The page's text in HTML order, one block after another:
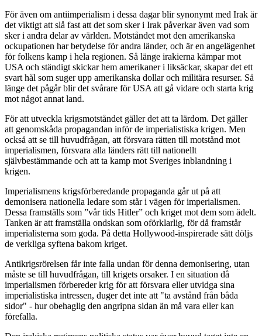
För även om antiimperialism i dessa dagar blir synonymt med Irak är
det viktigt att slå fast att det som sker i Irak påverkar även vad som
sker i andra delar av världen. Motståndet mot den amerikanska
ockupationen har betydelse för andra länder, och är en angelägenhet
för folkens kamp i hela regionen. Så länge irakierna kämpar mot
USA och ständigt skickar hem amerikaner i liksäckar, skapar det ett
svart hål som suger upp amerikanska dollar och militära resurser. Så
länge det pågår blir det svårare för USA att gå vidare och starta krig
mot något annat land.
För att utveckla krigsmotståndet gäller det att ta lärdom. Det gäller
att genomskåda propagandan inför de imperialistiska krigen. Men
också att se till huvudfrågan, att försvara rätten till motstånd mot
imperialismen, försvara alla länders rätt till nationellt
självbestämmande och att ta kamp mot Sveriges inblandning i
krigen.
Imperialismens krigsförberedande propaganda går ut på att
demonisera nationella ledare som står i vägen för imperialismen.
Dessa framställs som ”vår tids Hitler” och kriget mot dem som ädelt.
Tanken är att framställa ondskan som oförklarlig, för då framstår
imperialisterna som goda. På detta Hollywood-inspirerade sätt döljs
de verkliga syftena bakom kriget.
Antikrigsrörelsen får inte falla undan för denna demonisering, utan
måste se till huvudfrågan, till krigets orsaker. I en situation då
imperialismen förbereder krig för att försvara eller utvidga sina
imperialistiska intressen, duger det inte att "ta avstånd från båda
sidor" - hur obehaglig den angripna sidan än må vara eller kan
förefalla.